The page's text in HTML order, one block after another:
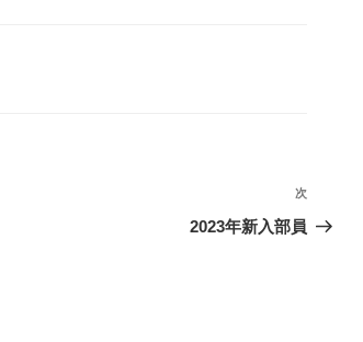
次
の
次
2023年新入部員